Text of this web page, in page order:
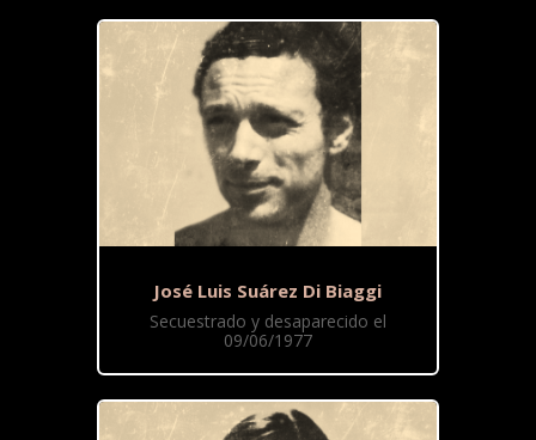
José Luis Suárez Di Biaggi
Secuestrado y desaparecido el
09/06/1977